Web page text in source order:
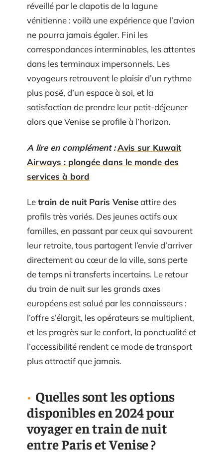
réveillé par le clapotis de la lagune
vénitienne : voilà une expérience que l’avion
ne pourra jamais égaler. Fini les
correspondances interminables, les attentes
dans les terminaux impersonnels. Les
voyageurs retrouvent le plaisir d’un rythme
plus posé, d’un espace à soi, et la
satisfaction de prendre leur petit-déjeuner
alors que Venise se profile à l’horizon.
A lire en complément :Avis sur Kuwait
Airways : plongée dans le monde des
services à bord
Letrain de nuit Paris Veniseattire des
profils très variés. Des jeunes actifs aux
familles, en passant par ceux qui savourent
leur retraite, tous partagent l’envie d’arriver
directement au cœur de la ville, sans perte
de temps ni transferts incertains. Le retour
du train de nuit sur les grands axes
européens est salué par les connaisseurs :
l’offre s’élargit, les opérateurs se multiplient,
et les progrès sur le confort, la ponctualité et
l’accessibilité rendent ce mode de transport
plus attractif que jamais.
Quelles sont les options
disponibles en 2024 pour
voyager en train de nuit
entre Paris et Venise ?